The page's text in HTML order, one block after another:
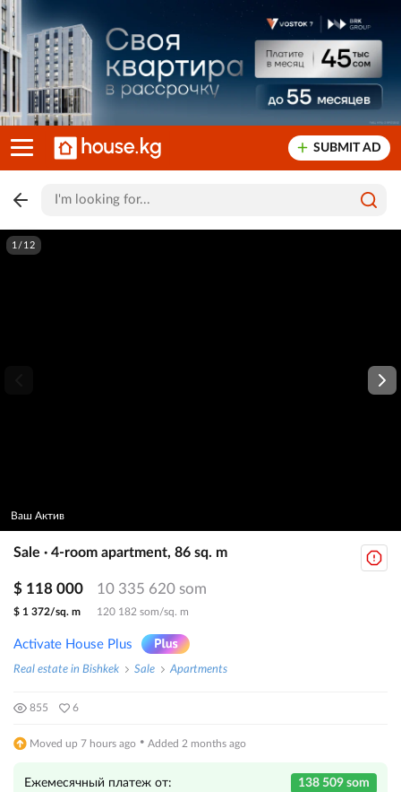
SUBMIT AD
1/12
Ваш Актив
Sale · 4-room apartment, 86 sq. m
$ 118 000 10 335 620 som
$ 1 372/sq. m 120 182 som/sq. m
Activate House Plus
Real estate in Bishkek Sale Apartments
855 6
Moved up 7 hours ago · Added 2 months ago
Ежемесячный платеж от: 138 509 som